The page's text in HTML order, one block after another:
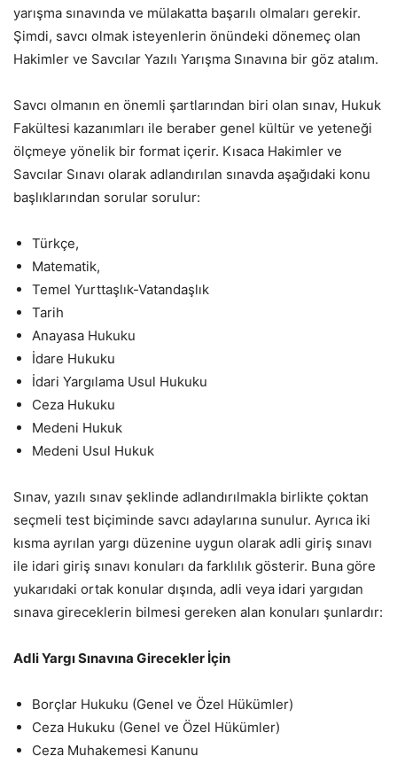
yarışma sınavında ve mülakatta başarılı olmaları gerekir.
Şimdi, savcı olmak isteyenlerin önündeki dönemeç olan
Hakimler ve Savcılar Yazılı Yarışma Sınavına bir göz atalım.
Savcı olmanın en önemli şartlarından biri olan sınav, Hukuk
Fakültesi kazanımları ile beraber genel kültür ve yeteneği
ölçmeye yönelik bir format içerir. Kısaca Hakimler ve
Savcılar Sınavı olarak adlandırılan sınavda aşağıdaki konu
başlıklarından sorular sorulur:
Türkçe,
Matematik,
Temel Yurttaşlık-Vatandaşlık
Tarih
Anayasa Hukuku
İdare Hukuku
İdari Yargılama Usul Hukuku
Ceza Hukuku
Medeni Hukuk
Medeni Usul Hukuk
Sınav, yazılı sınav şeklinde adlandırılmakla birlikte çoktan
seçmeli test biçiminde savcı adaylarına sunulur. Ayrıca iki
kısma ayrılan yargı düzenine uygun olarak adli giriş sınavı
ile idari giriş sınavı konuları da farklılık gösterir. Buna göre
yukarıdaki ortak konular dışında, adli veya idari yargıdan
sınava gireceklerin bilmesi gereken alan konuları şunlardır:
Adli Yargı Sınavına Girecekler İçin
Borçlar Hukuku (Genel ve Özel Hükümler)
Ceza Hukuku (Genel ve Özel Hükümler)
Ceza Muhakemesi Kanunu